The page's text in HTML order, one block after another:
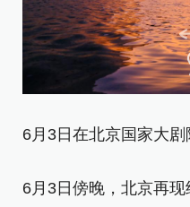
6月3日在北京国家大剧
6月3日傍晚，北京再现